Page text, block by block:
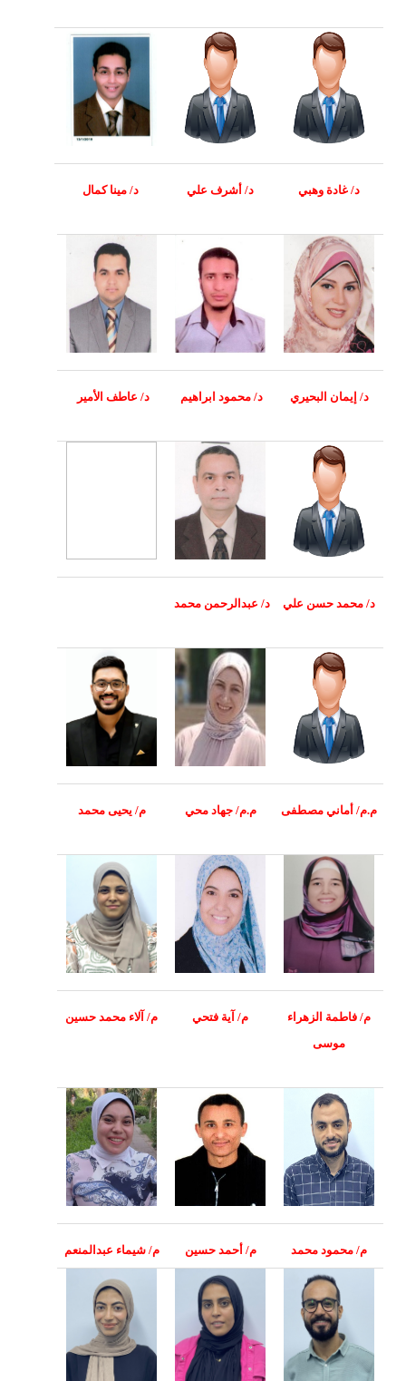
د/ غادة وهبي د/ أشرف علي د/ مينا كمال
د/ إيمان البحيري د/ محمود ابراهيم د/ عاطف الأمير
د/ محمد حسن علي د/ عبدالرحمن محمد
م.م/ أماني مصطفى م.م/ جهاد محي م/ يحيى محمد
م/ فاطمة الزهراء
موسى
م/ آية فتحي م/ آلاء محمد حسين
م/ محمود محمد م/ أحمد حسين م/ شيماء عبدالمنعم